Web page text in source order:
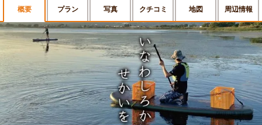
概要 プラン 写真 クチコミ 地図 周辺情報